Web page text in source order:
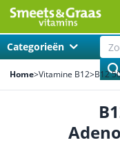
Categorieën
Home>Vitamine B12>B12